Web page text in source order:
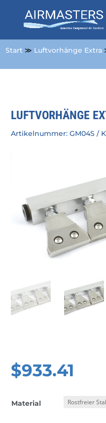
Start ≫ Luftvorhänge Extra
LUFTVORHÄNGE
Artikelnummer:GM04S
$933.41
Material